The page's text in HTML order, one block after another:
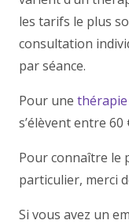
les tarifs le plus
consultation
par séance.
Pour une thérapie
s’élèvent entre 60
Pour connaître le
particulier, merci
Si vous avez un